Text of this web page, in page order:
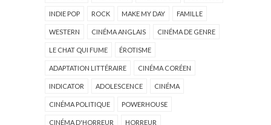
INDIE POP ROCK MAKE MY DAY FAMILLE
WESTERN CINÉMA ANGLAIS CINÉMA DE GENRE
LE CHAT QUI FUME ÉROTISME
ADAPTATION LITTÉRAIRE CINÉMA CORÉEN
INDICATOR ADOLESCENCE CINÉMA
CINÉMA POLITIQUE POWERHOUSE
CINÉMA D'HORREUR HORREUR